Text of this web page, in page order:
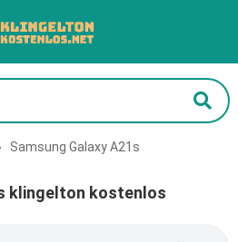
Samsung Galaxy A21s
klingelton kostenlos